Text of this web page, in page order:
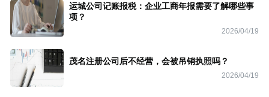
运城公司记账报税：企业工商年报需要了解哪些事
项？
2026/04/19
茂名注册公司后不经营，会被吊销执照吗？
2026/04/19